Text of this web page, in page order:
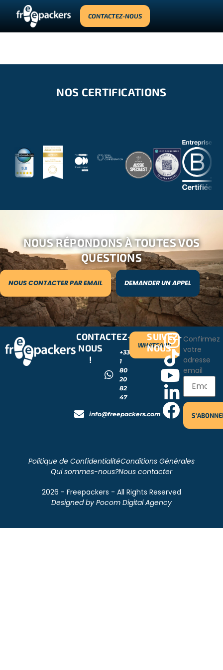
CONTACTEZ-NOUS
NOS CERTIFICATIONS
NOUS RÉPONDONS À TOUTES VOS
QUESTIONS
NOUS CONTACTER PAR EMAIL DEMANDER UN APPEL
CONTACTEZ-
NOUS
!
+33
1
80
20
82
47
info@freepackers.com
WHATSAPP
SUIVEZ-
NOUS
Confirmez
votre
adresse
email
Politique de ConfidentialitéConditions Générales
Qui sommes-nous?Nous contacter
2026 - Freepackers - All Rights Reserved​
Designed by Pocom Digital Agency